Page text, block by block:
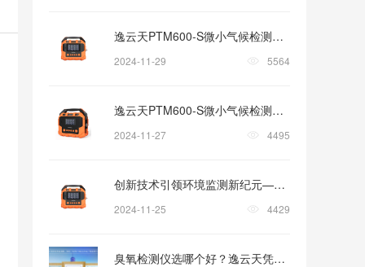
逸云天PTM600-S微小气候检测套装——以创新科技，筑牢环境安全新防线
2024-11-29 5564
逸云天PTM600-S微小气候检测套装：创新科技，引领环境监测新时代
2024-11-27 4495
创新技术引领环境监测新纪元—逸云天微小气候检测套装的革新之旅
2024-11-25 4429
臭氧检测仪选哪个好？逸云天凭精准技术与全场景适配实力出圈！